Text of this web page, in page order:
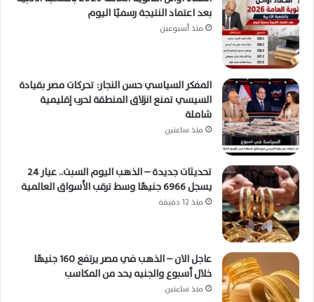
بعد اعتماد النتيجة رسميًا اليوم
منذ أسبوعين
المفكر السياسي حسن النجار: تحركات مصر بقيادة
السيسي تمنع انزلاق المنطقة لحرب إقليمية
شاملة
منذ ساعتين
تحديثات جديدة – الذهب اليوم السبت.. عيار 24
يسجل 6966 جنيهًا وسط ترقب الأسواق العالمية
منذ 12 دقيقة
عاجل الان – الذهب في مصر يرتفع 160 جنيهًا
خلال أسبوع والجنيه يحد من المكاسب
منذ ساعتين